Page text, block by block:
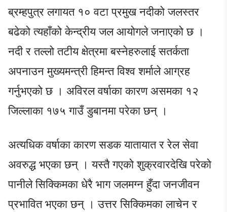
ब्रम्हपुत्र लगायत १० वटा प्रमुख नदीको जलस्तर
बढेको त्यहाँको केन्द्रीय जल आयोगले जनाएको छ ।
नदी र तल्लो तटीय क्षेत्रमा बस्नेहरुलाई सतर्कता
अपनाउन मुख्यमन्त्री हिमन्त विश्व शर्माले आग्रह
गर्नुभएको छ । अविरल वर्षाका कारण असमका १२
जिल्लाका १७५ गाउँ डुबानमा परेका छन् ।
अत्यधिक वर्षाका कारण सडक यातायात र रेल सेवा
अवरुद्ध भएका छन् । यस्तै गएको शुक्रवारदेखि परेको
पानीले सिक्किमका धेरै भाग जलमग्न हुँदा जनजीवन
प्रभावित भएका छन् । उत्तर सिक्किमका लाचेन र